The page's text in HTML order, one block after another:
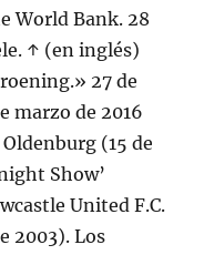
World Bank. 28
↑ (en inglés)
27 de
marzo de 2016
(15 de
Show’
United F.C.
2003). Los